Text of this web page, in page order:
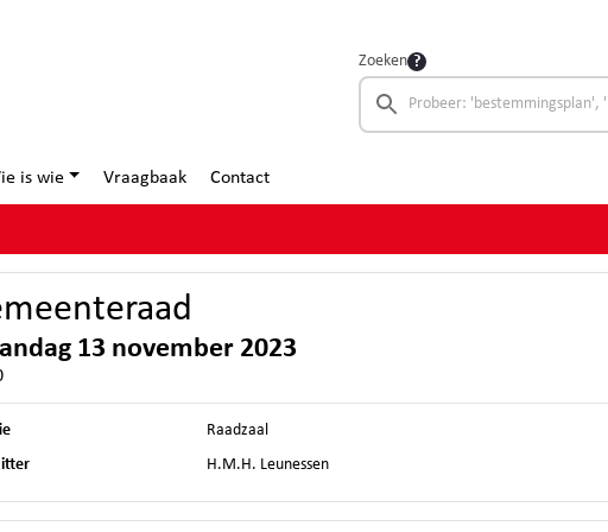
Zoeken
is wie Vraagbaak Contact
13 november 2023
Raadzaal
H.M.H. Leunessen